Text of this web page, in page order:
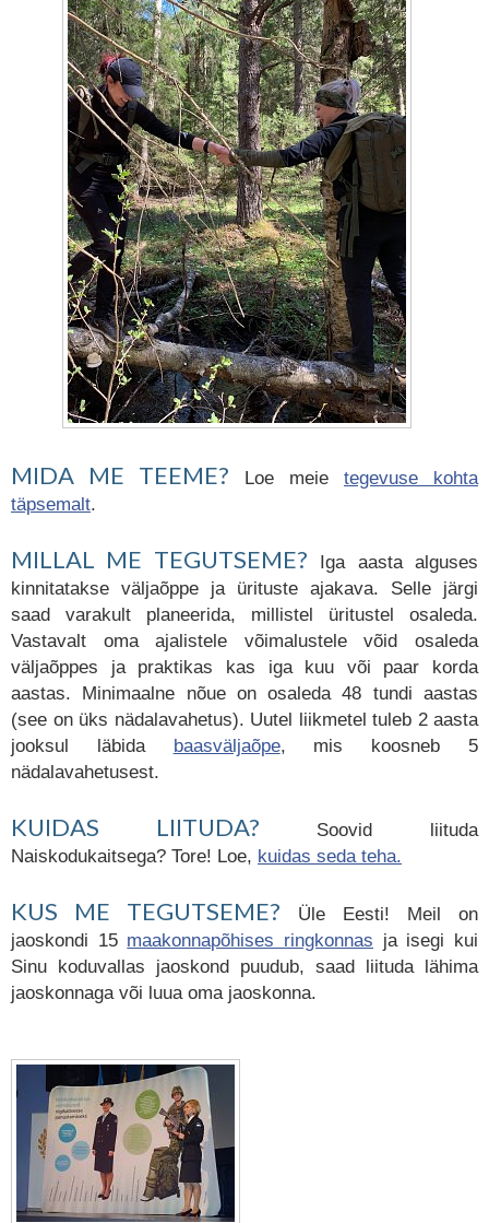
MIDA ME TEEME? Loe meie tegevuse kohta
täpsemalt.
MILLAL ME TEGUTSEME? Iga aasta alguses
kinnitatakse väljaõppe ja ürituste ajakava. Selle järgi
saad varakult planeerida, millistel üritustel osaleda.
Vastavalt oma ajalistele võimalustele võid osaleda
väljaõppes ja praktikas kas iga kuu või paar korda
aastas. Minimaalne nõue on osaleda 48 tundi aastas
(see on üks nädalavahetus). Uutel liikmetel tuleb 2 aasta
jooksul läbida baasväljaõpe, mis koosneb 5
nädalavahetusest.
KUIDAS LIITUDA? Soovid liituda
Naiskodukaitsega? Tore! Loe, kuidas seda teha.
KUS ME TEGUTSEME? Üle Eesti! Meil on
jaoskondi 15 maakonnapõhises ringkonnas ja isegi kui
Sinu koduvallas jaoskond puudub, saad liituda lähima
jaoskonnaga või luua oma jaoskonna.